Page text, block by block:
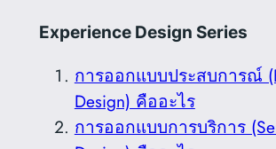
Experience Design Series
การออกแบบประสบการณ์
Design) คืออะไร
การออกแบบการบริการ